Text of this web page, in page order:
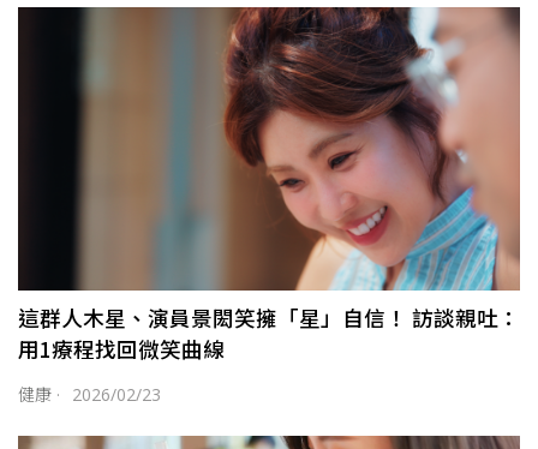
這群人木星、演員景閎笑擁「星」自信！ 訪談親吐：
用1療程找回微笑曲線
健康 · 2026/02/23